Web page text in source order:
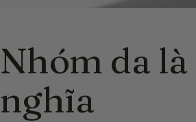
Nhóm da
nghĩa